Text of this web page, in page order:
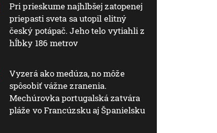
Pri prieskume najhlbšej zatopenej
priepasti sveta sa utopil elitný
český potápač. Jeho telo vytiahli z
hĺbky 186 metrov
Vyzerá ako medúza, no môže
spôsobiť vážne zranenia.
Mechúrovka portugalská zatvára
pláže vo Francúzsku aj Španielsku